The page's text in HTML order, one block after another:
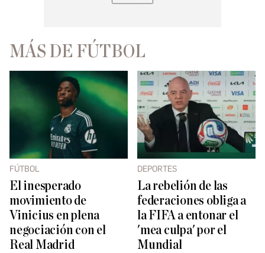
MÁS DE FÚTBOL
FÚTBOL
El inesperado
movimiento de
Vinicius en plena
negociación con el
Real Madrid
DEPORTES
La rebelión de las
federaciones obliga a
la FIFA a entonar el
'mea culpa' por el
Mundial